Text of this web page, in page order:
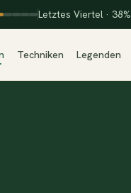
Letztes Viertel · 38%
Techniken Legenden